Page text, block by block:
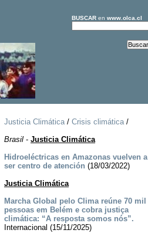
BUSCARen www.olca.cl
Justicia Climática/ Crisis climática/
Brasil- Justicia Climática
Hidroeléctricas en Amazonas vuelven a
ser centro de atención (18/03/2022)
Justicia Climática
Marcha Global pelo Clima reúne 70 mil
pessoas em Belém e cobra justiça
climática: “A resposta somos nós”.
Internacional (15/11/2025)